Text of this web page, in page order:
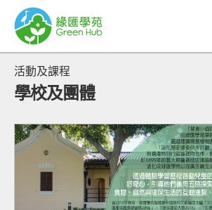
活動及課程
學校及團體